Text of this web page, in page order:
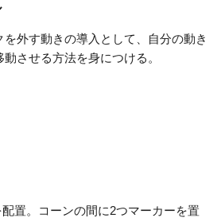
を外す動きの導入として、自分の動き
させる方法を身につける。
置。コーンの間に2つマーカーを置